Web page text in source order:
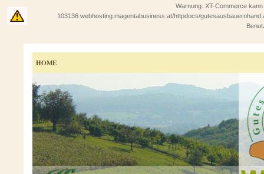
Warnung: XT-Commerce
103136.webhosting.magentabusiness.at/httpdocs/
HOME